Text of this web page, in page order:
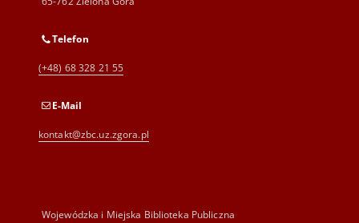
Telefon
(+48) 68 328 21 55
E-Mail
kontakt@zbc.uz.zgora.pl
Wojewódzka i Miejska Biblioteka Publiczna